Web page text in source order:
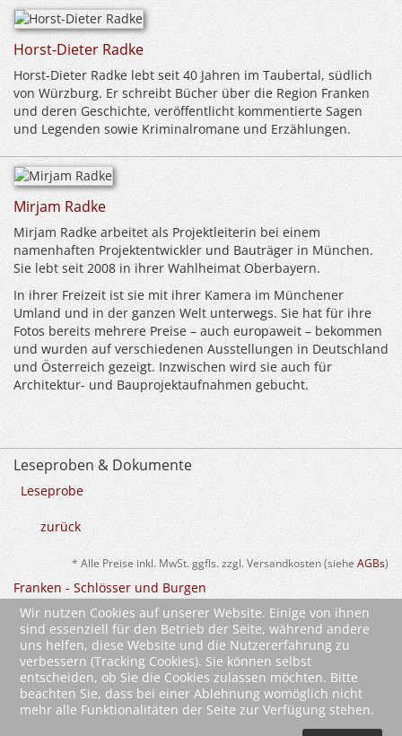
Horst-Dieter Radke
Horst-Dieter Radke lebt seit 40 Jahren im Taubertal, südlich
von Würzburg. Er schreibt Bücher über die Region Franken
und deren Geschichte, veröffentlicht kommentierte Sagen
und Legenden sowie Kriminalromane und Erzählungen.
Mirjam Radke
Mirjam Radke arbeitet als Projektleiterin bei einem
namenhaften Projektentwickler und Bauträger in München.
Sie lebt seit 2008 in ihrer Wahlheimat Oberbayern.
In ihrer Freizeit ist sie mit ihrer Kamera im Münchener
Umland und in der ganzen Welt unterwegs. Sie hat für ihre
Fotos bereits mehrere Preise – auch europaweit – bekommen
und wurden auf verschiedenen Ausstellungen in Deutschland
und Österreich gezeigt. Inzwischen wird sie auch für
Architektur- und Bauprojektaufnahmen gebucht.
Leseproben & Dokumente
Leseprobe
zurück
* Alle Preise inkl. MwSt. ggfls. zzgl. Versandkosten (siehe AGBs)
Franken - Schlösser und Burgen
Wir nutzen Cookies auf unserer Website. Einige von ihnen
sind essenziell für den Betrieb der Seite, während andere
uns helfen, diese Website und die Nutzererfahrung zu
verbessern (Tracking Cookies). Sie können selbst
entscheiden, ob Sie die Cookies zulassen möchten. Bitte
beachten Sie, dass bei einer Ablehnung womöglich nicht
mehr alle Funktionalitäten der Seite zur Verfügung stehen.